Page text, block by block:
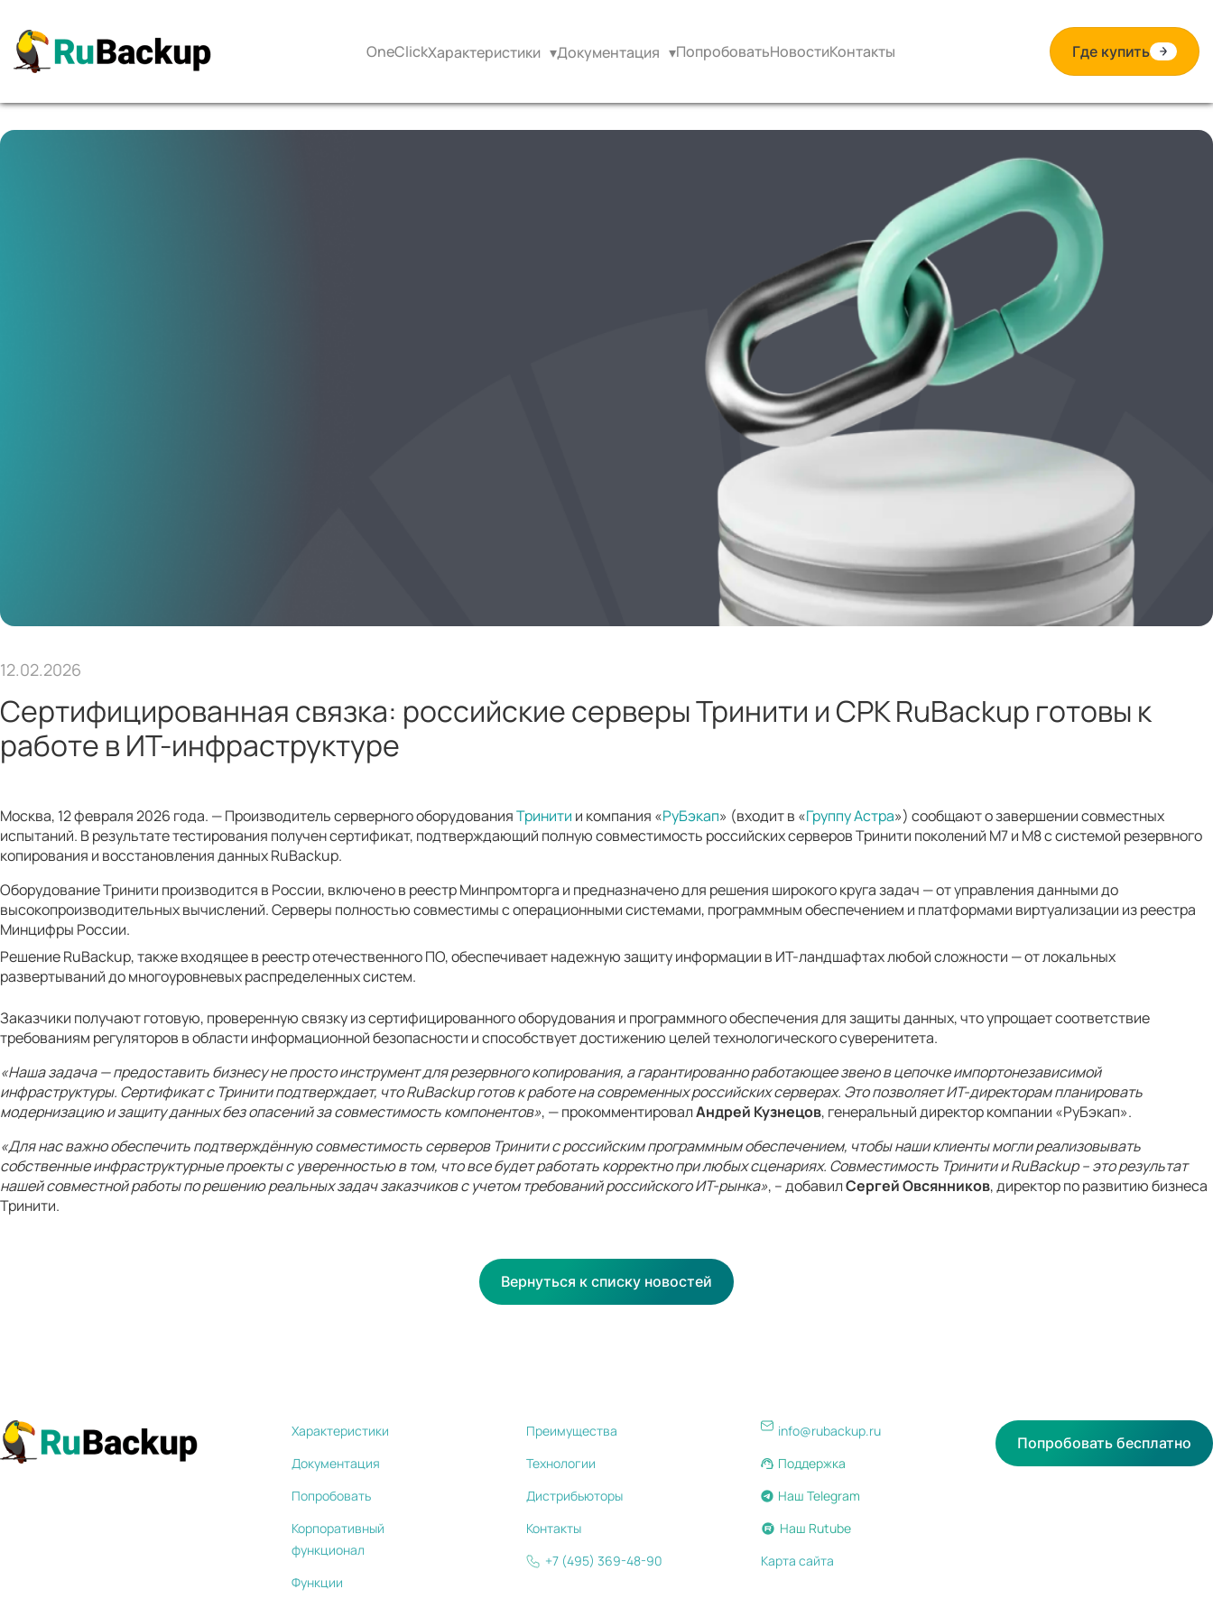
OneClickХарактеристики ▾Документация ▾ПопробоватьНовостиКонтакты Где купить
12.02.2026
Сертифицированная связка: российские серверы Тринити и СРК RuBackup готовы к
работе в ИТ-инфраструктуре
Москва, 12 февраля 2026 года. — Производитель серверного оборудованияТринити и компания «РуБэкап» (входит в «Группу Астра») сообщают о завершении совместных
испытаний. В результате тестирования получен сертификат, подтверждающий полную совместимость российских серверов Тринити поколений М7 и М8 с системой резервного
копирования и восстановления данных RuBackup.
Оборудование Тринити производится в России, включено в реестр Минпромторга и предназначено для решения широкого круга задач — от управления данными до
высокопроизводительных вычислений. Серверы полностью совместимы с операционными системами, программным обеспечением и платформами виртуализации из реестра
Минцифры России.
Решение RuBackup, также входящее в реестр отечественного ПО, обеспечивает надежную защиту информации в ИТ-ландшафтах любой сложности — от локальных
развертываний до многоуровневых распределенных систем.
Заказчики получают готовую, проверенную связку из сертифицированного оборудования и программного обеспечения для защиты данных, что упрощает соответствие
требованиям регуляторов в области информационной безопасности и способствует достижению целей технологического суверенитета.
«Наша задача — предоставить бизнесу не просто инструмент для резервного копирования, а гарантированно работающее звено в цепочке импортонезависимой
инфраструктуры. Сертификат с Тринити подтверждает, что RuBackup готов к работе на современных российских серверах. Это позволяет ИТ-директорам планировать
модернизацию и защиту данных без опасений за совместимость компонентов», — прокомментировалАндрей Кузнецов, генеральный директор компании «РуБэкап».
«Для нас важно обеспечить подтверждённую совместимость серверов Тринити с российским программным обеспечением, чтобы наши клиенты могли реализовывать
собственные инфраструктурные проекты с уверенностью в том, что все будет работать корректно при любых сценариях. Совместимость Тринити и RuBackup – это результат
нашей совместной работы по решению реальных задач заказчиков с учетом требований российского ИТ-рынка», – добавилСергей Овсянников, директор по развитию бизнеса
Тринити.
Вернуться к списку новостей
Характеристики
Документация
Попробовать
Корпоративный
функционал
Функции
Преимущества
Технологии
Дистрибьюторы
Контакты
+7 (495) 369-48-90
info@rubackup.ru
Поддержка
Наш Telegram
Наш Rutube
Карта сайта
Попробовать бесплатно